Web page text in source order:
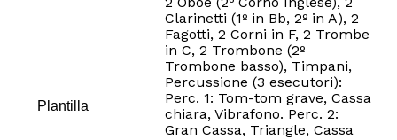
Plantilla
Clarinetti (1º in Bb, 2º in A), 2
Fagotti, 2 Corni in F, 2 Trombe
in C, 2 Trombone (2º
Trombone basso), Timpani,
Percussione (3 esecutori):
Perc. 1: Tom-tom grave, Cassa
chiara, Vibrafono. Perc. 2:
Gran Cassa, Triangle, Cassa